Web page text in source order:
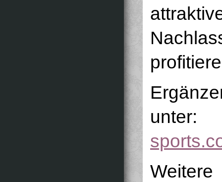
unter: